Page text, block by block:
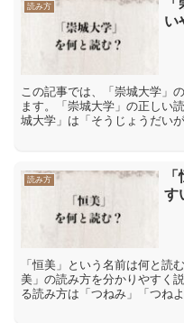
読み方
い
この記事では、「崇城大学」
ます。「崇城大学」の正しい
城大学」は「そうじょうだい
読み方
す
「恒美」という名前は何と読
美」の読み方を分かりやすく
る読み方は「つねみ」「つね